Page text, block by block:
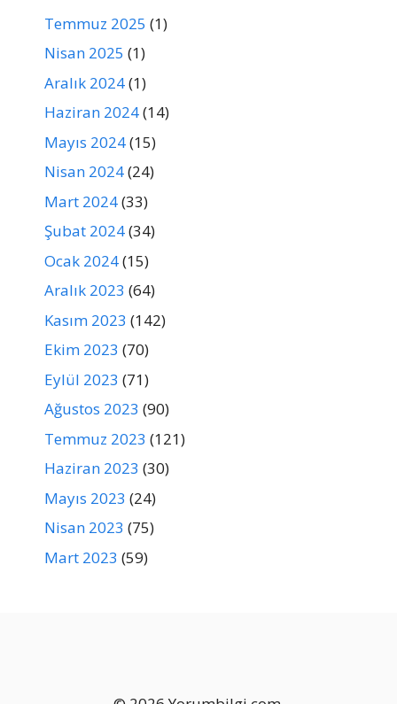
Temmuz 2025 (1)
Nisan 2025 (1)
Aralık 2024(1)
Haziran 2024(14)
Mayıs 2024(15)
Nisan 2024(24)
Mart 2024(33)
Şubat 2024(34)
Ocak 2024(15)
Aralık 2023 (64)
Kasım 2023 (142)
Ekim 2023 (70)
Eylül 2023 (71)
Ağustos 2023 (90)
Temmuz 2023 (121)
Haziran 2023 (30)
Mayıs 2023 (24)
Nisan 2023 (75)
Mart 2023 (59)